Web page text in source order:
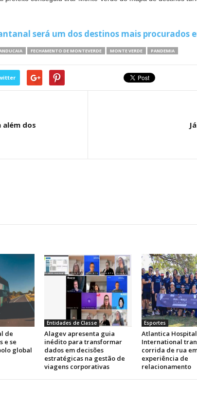
será um dos destinos mais procurados
FECHAMENTO DE MONTEVERDE MONTE VERDE PANDEMIA
dos
de
e se
global
Entidades de Classe
Alagev apresenta guia
inédito para transformar
dados em decisões
estratégicas na gestão de
viagens corporativas
Esportes
Atlantica
International
corrida de rua
experiência de
relacionamento